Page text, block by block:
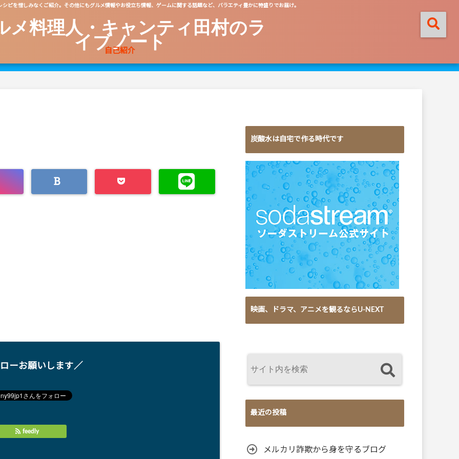
ピを惜しみなくご紹介。その他にもグルメ情報やお役立ち情報、ゲームに関する話題など、バラエティ豊かに特盛りでお届け。
メ料理人・キャンティ田村のラ
イブノート
自己紹介
ーお願いします／
feedly
炭酸水は自宅で作る時代です
映画、ドラマ、アニメを観るならU-NEXT
最近の投稿
メルカリ詐欺から身を守るブログ